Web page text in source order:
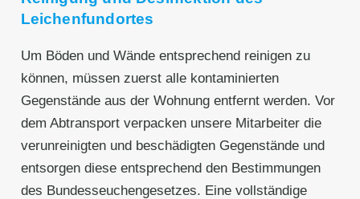
Leichenfundortes
Um Böden und Wände entsprechend reinigen zu
können, müssen zuerst alle kontaminierten
Gegenstände aus der Wohnung entfernt werden. Vor
dem Abtransport verpacken unsere Mitarbeiter die
verunreinigten und beschädigten Gegenstände und
entsorgen diese entsprechend den Bestimmungen
des Bundesseuchengesetzes. Eine vollständige